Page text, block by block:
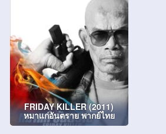
FRIDAY KILLER (2011)
หมาแก่อันตราย พากย์ไทย